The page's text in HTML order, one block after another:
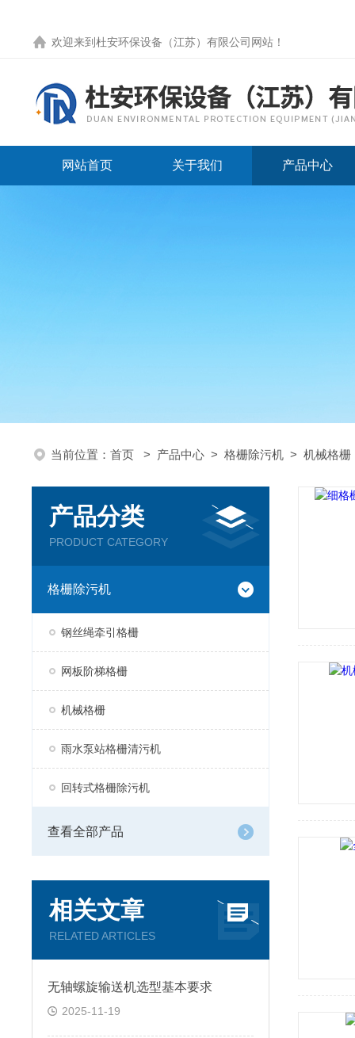
欢迎来到 杜安环保设备（江苏）有限公司网站 ！
网站首页 关于我们 产品中心
当前位置： 首页 > 产品中心 > 格栅除污机 > 机械格栅
产品分类
PRODUCT CATEGORY
格栅除污机
钢丝绳牵引格栅
网板阶梯格栅
机械格栅
雨水泵站格栅清污机
回转式格栅除污机
查看全部产品
相关文章
RELATED ARTICLES
无轴螺旋输送机选型基本要求
2025-11-19